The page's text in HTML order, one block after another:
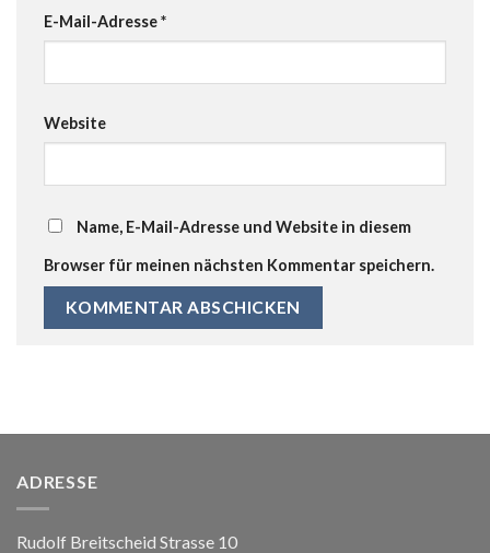
E-Mail-Adresse*
Website
Name, E-Mail-Adresse und Website in diesem
Browser für meinen nächsten Kommentar speichern.
ADRESSE
Rudolf Breitscheid Strasse 10